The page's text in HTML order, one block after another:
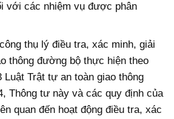
với các nhiệm vụ được phân
thụ lý điều tra, xác minh, giải
thông đường bộ thực hiện theo
Trật tự an toàn giao thông
Thông tư này và các quy định của
quan đến hoạt động điều tra, xác